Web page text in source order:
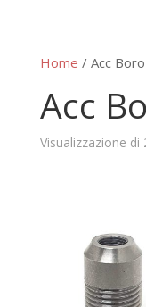
Home / Acc Boro
Acc
Visualizzazione di